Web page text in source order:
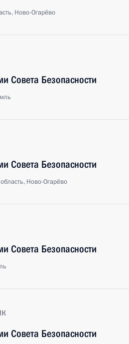
Ново-Огарёво
Совета Безопасности
Совета Безопасности
Ново-Огарёво
Совета Безопасности
Совета Безопасности